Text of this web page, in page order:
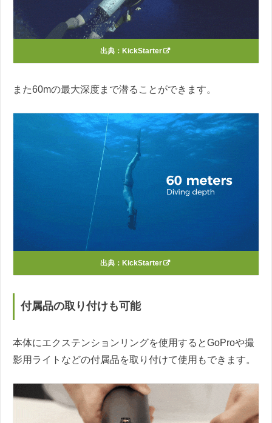
出典： KickStarter
また60mの最大深度まで潜ることができます。
出典： KickStarter
付属品の取り付けも可能
本体にエクステンションリングを使用するとGoProや撮
影用ライトなどの付属品を取り付けて使用もできます。